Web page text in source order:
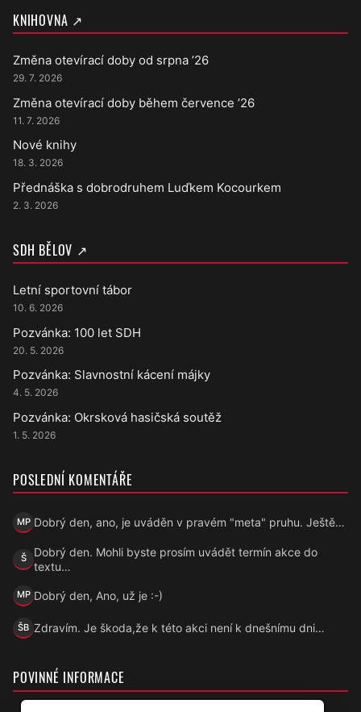
KNIHOVNA ↗
Změna otevírací doby od srpna ’26
29. 7. 2026
Změna otevírací doby během července ’26
11. 7. 2026
Nové knihy
18. 3. 2026
Přednáška s dobrodruhem Luďkem Kocourkem
2. 3. 2026
SDH BĚLOV ↗
Letní sportovní tábor
10. 6. 2026
Pozvánka: 100 let SDH
20. 5. 2026
Pozvánka: Slavnostní kácení májky
4. 5. 2026
Pozvánka: Okrsková hasičská soutěž
1. 5. 2026
POSLEDNÍ KOMENTÁŘE
MP
Marek Přecechtěl
Dobrý den, ano, je uváděn v pravém "meta" pruhu. Ještě…
ŠŠárka
Dobrý den. Mohli byste prosím uvádět termín akce do
textu…
MPMarek Přecechtěl
Dobrý den, Ano, už je :-)
ŠBŠárka B.
Zdravím. Je škoda,že k této akci není k dnešnímu dni…
POVINNÉ INFORMACE